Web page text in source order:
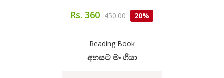
Rs. 360 450.00 20%
Reading Book
අහසට මං ගියා